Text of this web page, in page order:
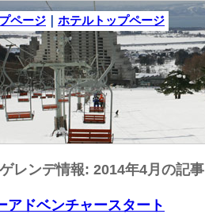
ページ ｜ ホテルトップページ
ゲレンデ情報: 2014年4月の記事
アドベンチャースタート